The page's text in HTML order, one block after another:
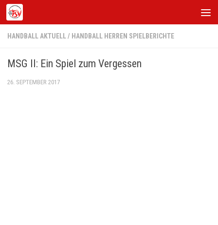
Zum Inhalt springen
HANDBALL AKTUELL/ HANDBALL HERREN SPIELBERICHTE
MSG II: Ein Spiel zum Vergessen
26. SEPTEMBER 2017